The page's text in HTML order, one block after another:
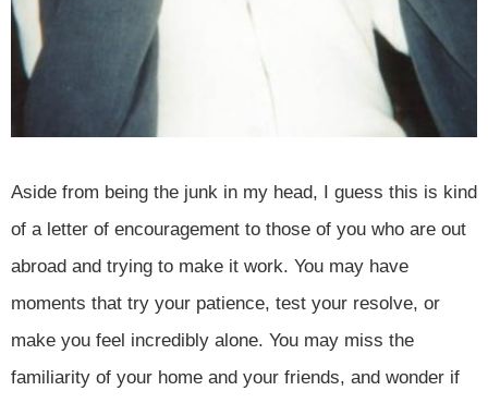
Aside from being the junk in my head, I guess this is kind
of a letter of encouragement to those of you who are out
abroad and trying to make it work. You may have
moments that try your patience, test your resolve, or
make you feel incredibly alone. You may miss the
familiarity of your home and your friends, and wonder if